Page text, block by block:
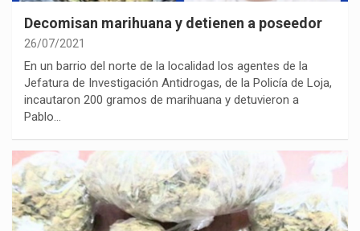
Decomisan marihuana y detienen a poseedor
26/07/2021
En un barrio del norte de la localidad los agentes de la
Jefatura de Investigación Antidrogas, de la Policía de Loja,
incautaron 200 gramos de marihuana y detuvieron a
Pablo…